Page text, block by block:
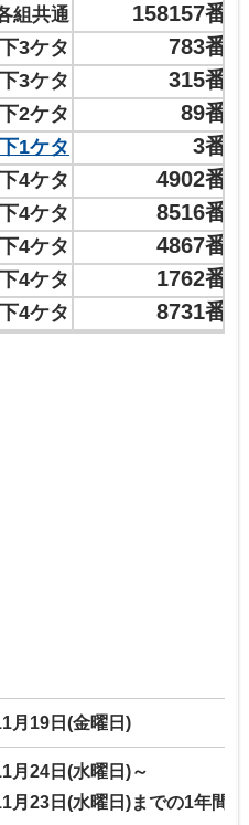
組共通 158157番
下3ケタ 783番
下3ケタ 315番
下2ケタ 89番
下1ケタ 3番
下4ケタ 4902番
下4ケタ 8516番
下4ケタ 4867番
下4ケタ 1762番
下4ケタ 8731番
月19日(金曜日)
月24日(水曜日)～
月23日(水曜日)までの1年間